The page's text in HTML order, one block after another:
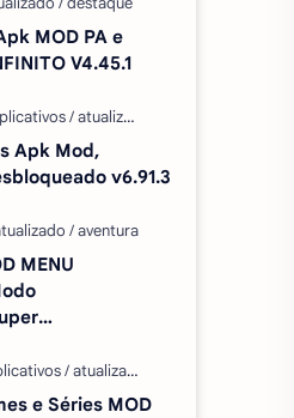
MOD PA e
V4.45.1
Apk Mod,
v6.91.3
MENU
e Séries MOD